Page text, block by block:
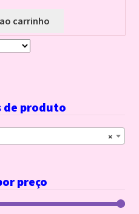
carrinho
de produto
×
preço